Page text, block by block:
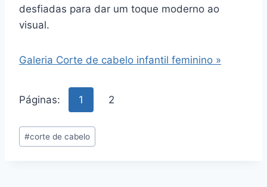
desfiadas para dar um toque moderno ao
visual.
Galeria Corte de cabelo infantil feminino »
Páginas: 1 2
Tags
do
#corte de cabelo